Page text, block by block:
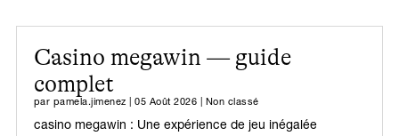
Casino megawin — guide
complet
par pamela.jimenez |05 Août 2026 Non classé
casino megawin : Une expérience de jeu inégalée